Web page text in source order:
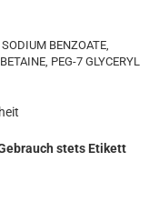
BENZOATE,
PEG-7 GLYCERYL
stets Etikett